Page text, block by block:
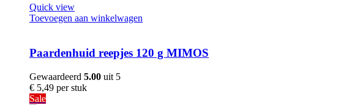
Quick view
Toevoegen aan winkelwagen
Paardenhuid reepjes 120 g MIMOS
Gewaardeerd 5.00 uit 5
€ 5,49 per stuk
Sale